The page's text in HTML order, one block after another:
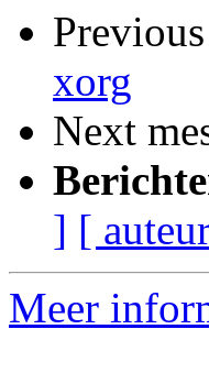
xorg
Next
] [
Meer